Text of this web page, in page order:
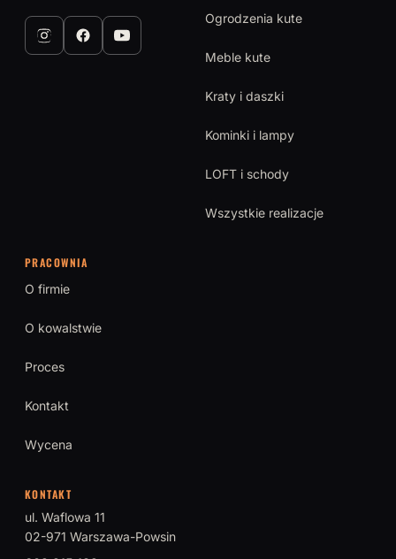
Ogrodzenia kute
Meble kute
Kraty i daszki
Kominki i lampy
LOFT i schody
Wszystkie realizacje
PRACOWNIA
O firmie
O kowalstwie
Proces
Kontakt
Wycena
KONTAKT
ul. Waflowa 11
02-971 Warszawa-Powsin